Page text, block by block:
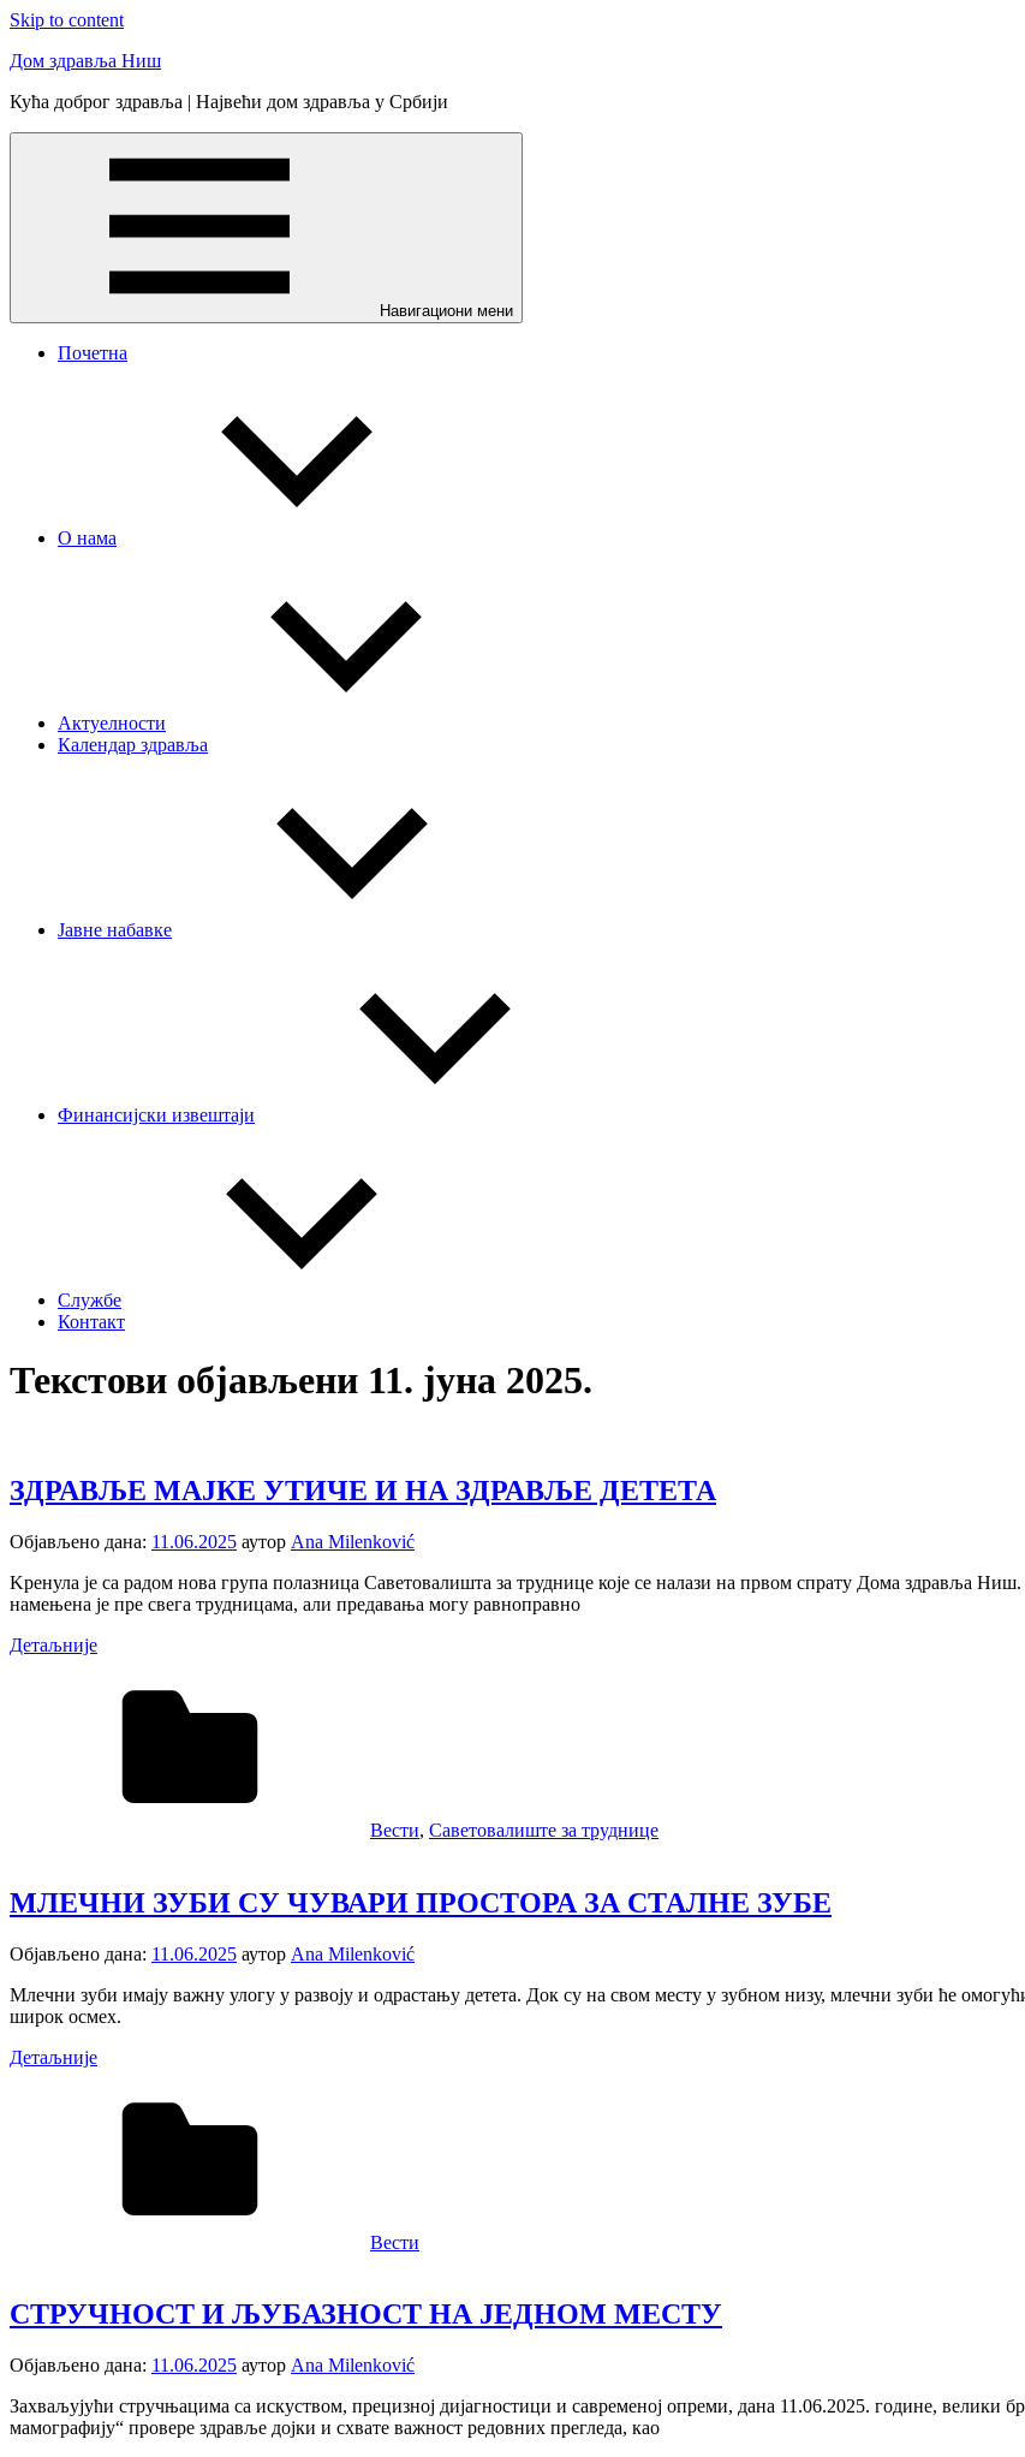
Skip to content
Дом здравља Ниш
Кућа доброг здравља | Највећи дом здравља у Србији
Навигациони мени
Почетна
О нама
Актуелности
Календар здравља
Јавне набавке
Финансијски извештаји
Службе
Контакт
Текстови објављени 11. јуна 2025.
ЗДРАВЉЕ МАЈКЕ УТИЧЕ И НА ЗДРАВЉЕ ДЕТЕТА
Објављено дана: 11.06.2025 аутор Ana Milenković
Kренула je са радом нова група полазница Саветовалишта за труднице које се налази на првом спрату Дома здравља
намењена је пре свега трудницама, али предавања могу равноправно
Детаљније
Вести, Саветовалиште за труднице
МЛЕЧНИ ЗУБИ СУ ЧУВАРИ ПРОСТОРА ЗА СТАЛНЕ ЗУБЕ
Објављено дана: 11.06.2025 аутор Ana Milenković
Млечни зуби имају важну улогу у развоју и одрастању детета. Док су на свом месту у зубном низу, млечни зуби ће
широк осмех.
Детаљније
Вести
СТРУЧНОСТ И ЉУБАЗНОСТ НА ЈЕДНОМ МЕСТУ
Објављено дана: 11.06.2025 аутор Ana Milenković
Захваљујући стручњацима са искуством, прецизној дијагностици и савременој опреми, дана 11.06.2025. године, велики
мамографију“ провере здравље дојки и схвате важност редовних прегледа, као